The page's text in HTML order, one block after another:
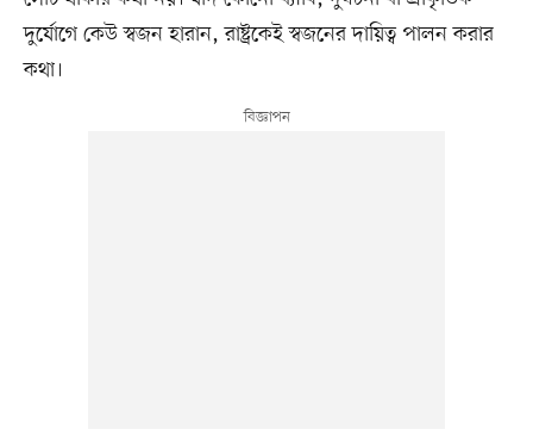
দুর্যোগে কেউ স্বজন হারান, রাষ্ট্রকেই স্বজনের দায়িত্ব পালন করার
কথা।